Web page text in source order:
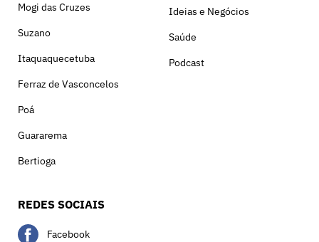
Mogi das Cruzes
Suzano
Itaquaquecetuba
Ferraz de Vasconcelos
Poá
Guararema
Bertioga
Ideias e Negócios
Saúde
Podcast
REDES SOCIAIS
Facebook